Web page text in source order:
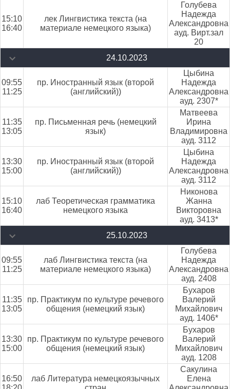
15:10
16:40
лек Лингвистика текста (на
материале немецкого языка)
Голубева
Надежда
Александровна
ауд. Вирт.зал
20
24.10.2023
09:55
11:25
пр. Иностранный язык (второй
(английский))
Цыбина
Надежда
Александровна
ауд. 2307*
11:35
13:05
пр. Письменная речь (немецкий
язык)
Матвеева
Ирина
Владимировна
ауд. 3112
13:30
15:00
пр. Иностранный язык (второй
(английский))
Цыбина
Надежда
Александровна
ауд. 3112
15:10
16:40
лаб Теоретическая грамматика
немецкого языка
Никонова
Жанна
Викторовна
ауд. 3413*
25.10.2023
09:55
11:25
лаб Лингвистика текста (на
материале немецкого языка)
Голубева
Надежда
Александровна
ауд. 2408
11:35
13:05
пр. Практикум по культуре речевого
общения (немецкий язык)
Бухаров
Валерий
Михайлович
ауд. 1406*
13:30
15:00
пр. Практикум по культуре речевого
общения (немецкий язык)
Бухаров
Валерий
Михайлович
ауд. 1208
16:50
лаб Литература немецкоязычных
Сакулина
Елена